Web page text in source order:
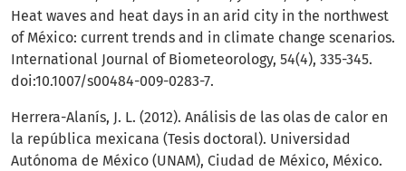
Heat waves and heat days in an arid city in the northwest
of México: current trends and in climate change scenarios.
International Journal of Biometeorology, 54(4), 335-345.
doi:10.1007/s00484-009-0283-7.
Herrera-Alanís, J. L. (2012). Análisis de las olas de calor en
la república mexicana (Tesis doctoral). Universidad
Autónoma de México (UNAM), Ciudad de México, México.